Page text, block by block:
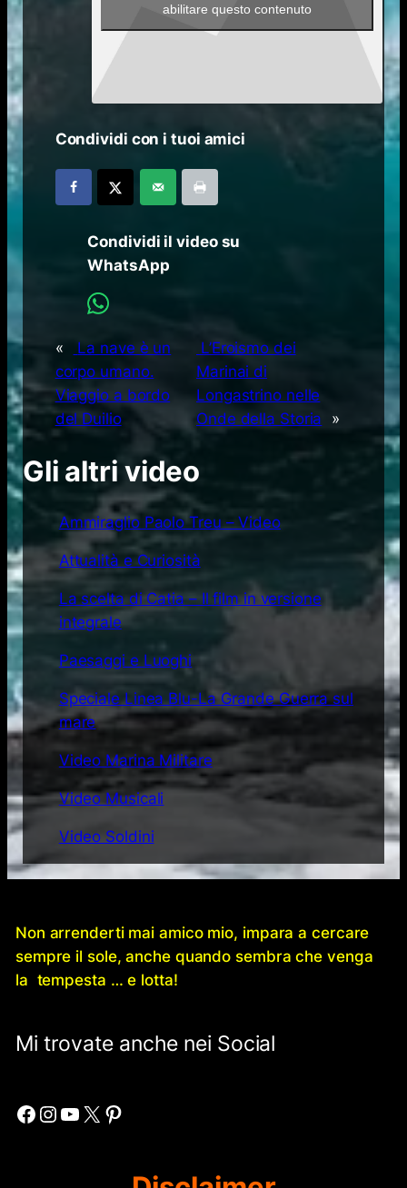
abilitare questo contenuto
Condividi con i tuoi amici
Condividi il video su
WhatsApp
«
La nave è un
corpo umano.
Viaggio a bordo
del Duilio
L’Eroismo dei
Marinai di
Longastrino nelle
Onde della Storia
»
Gli altri video
Ammiraglio Paolo Treu – Video
Attualità e Curiosità
La scelta di Catia – Il film in versione
integrale
Paesaggi e Luoghi
Speciale Linea Blu-La Grande Guerra sul
mare
Video Marina Militare
Video Musicali
Video Soldini
Non arrenderti mai amico mio, impara a cercare
sempre il sole, anche quando sembra che venga
la tempesta … e lotta!
Mi trovate anche nei Social
Facebook Instagram YouTube X Pinterest